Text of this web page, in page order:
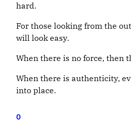
hard.
For those looking from the
will look easy.
When there is no force, then
When there is authenticity,
into place.
0